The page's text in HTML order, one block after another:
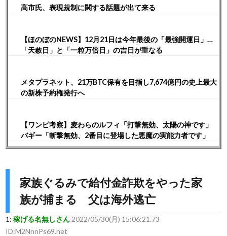
高市氏、表現規制に関する話題が出て来る
【ほのぼのNEWS】12月21日は今年最後の「最強開運日」…
「天赦日」と「一粒万倍日」の吉日が重なる
メタプラネット、21万BTC保有を目指し7,674億円の史上最大
の新株予約権発行へ
【ワンピ考察】麦わらのルフィ「打撃無効、太陽の神です」
バギー「斬撃無効、2番目に登場した悪魔の実能力者です」
家族ぐるみで給付金詐欺をやった家
族が捕まる 父は海外逃亡
1: 稼げる名無しさん 2022/05/30(月) 15:06:21.73
ID:M2NnnPs69.net